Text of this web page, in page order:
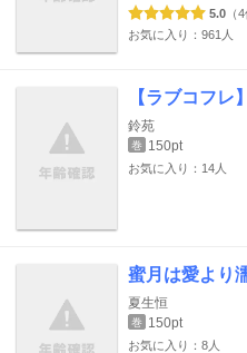
5.0 （
お気に入り：961人
【ラブコフレ
鈴苑
巻 150pt
お気に入り：14人
蜜月は愛より
夏生恒
巻 150pt
お気に入り：8人